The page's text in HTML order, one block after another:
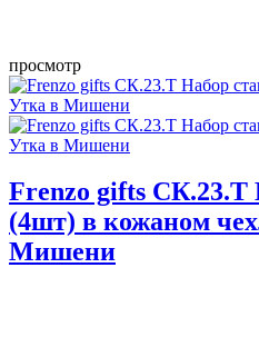
просмотр
Frenzo gifts СК.23.Т
(4шт) в кожаном
Мишени